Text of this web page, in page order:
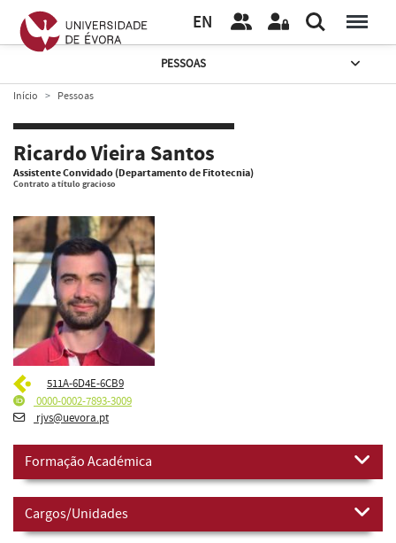
EN
PESSOAS
Início Pessoas
Ricardo Vieira Santos
Assistente Convidado (Departamento de Fitotecnia)
Contrato a título gracioso
511A-6D4E-6CB9
0000-0002-7893-3009
rjvs@uevora.pt
Formação Académica
Cargos/Unidades